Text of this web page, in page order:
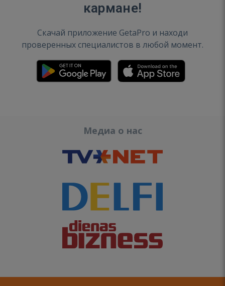
кармане!
Скачай приложение GetaPro и находи
проверенных специалистов в любой момент.
Медиа о нас